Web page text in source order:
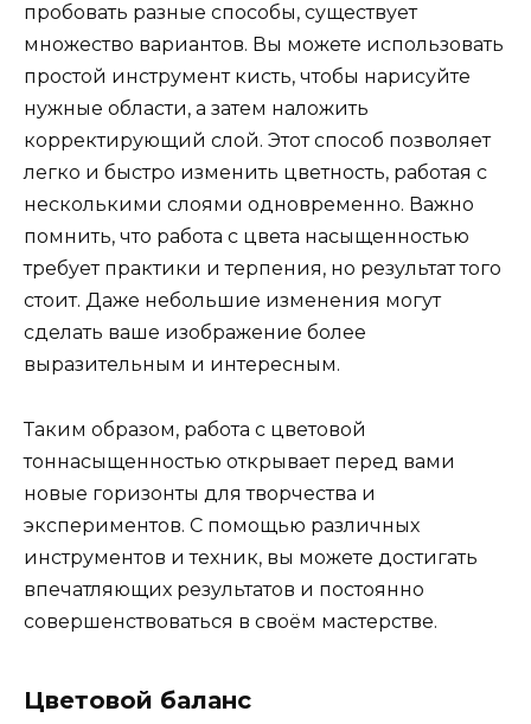
пробовать разные способы, существует
множество вариантов. Вы можете использовать
простой инструмент кисть, чтобы нарисуйте
нужные области, а затем наложить
корректирующий слой. Этот способ позволяет
легко и быстро изменить цветность, работая с
несколькими слоями одновременно. Важно
помнить, что работа с цвета насыщенностью
требует практики и терпения, но результат того
стоит. Даже небольшие изменения могут
сделать ваше изображение более
выразительным и интересным.
Таким образом, работа с цветовой
тоннасыщенностью открывает перед вами
новые горизонты для творчества и
экспериментов. С помощью различных
инструментов и техник, вы можете достигать
впечатляющих результатов и постоянно
совершенствоваться в своём мастерстве.
Цветовой баланс